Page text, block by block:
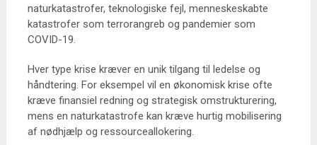
naturkatastrofer, teknologiske fejl, menneskeskabte
katastrofer som terrorangreb og pandemier som
COVID-19.
Hver type krise kræver en unik tilgang til ledelse og
håndtering. For eksempel vil en økonomisk krise ofte
kræve finansiel redning og strategisk omstrukturering,
mens en naturkatastrofe kan kræve hurtig mobilisering
af nødhjælp og ressourceallokering.